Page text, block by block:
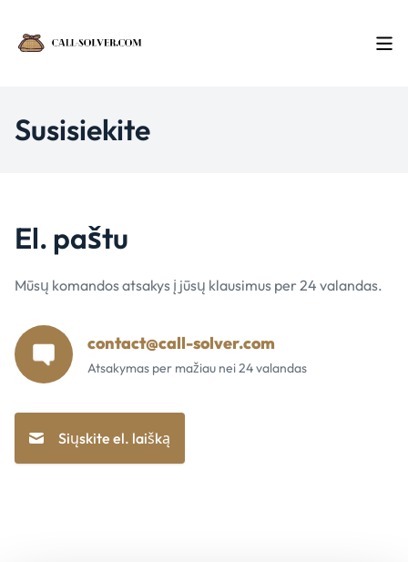
Susisiekite
El. paštu
Mūsų komandos atsakys į jūsų klausimus per 24 valandas.
contact@call-solver.com
Atsakymas per mažiau nei 24 valandas
Siųskite el. laišką